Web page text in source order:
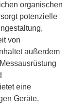
organischen
potenzielle
von
außerdem
eine
Geräte.